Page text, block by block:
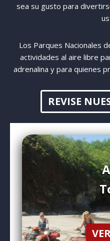
sea su gusto para
Los Parques Nacionales
actividades al aire libre
adrenalina y para quienes
REVISE